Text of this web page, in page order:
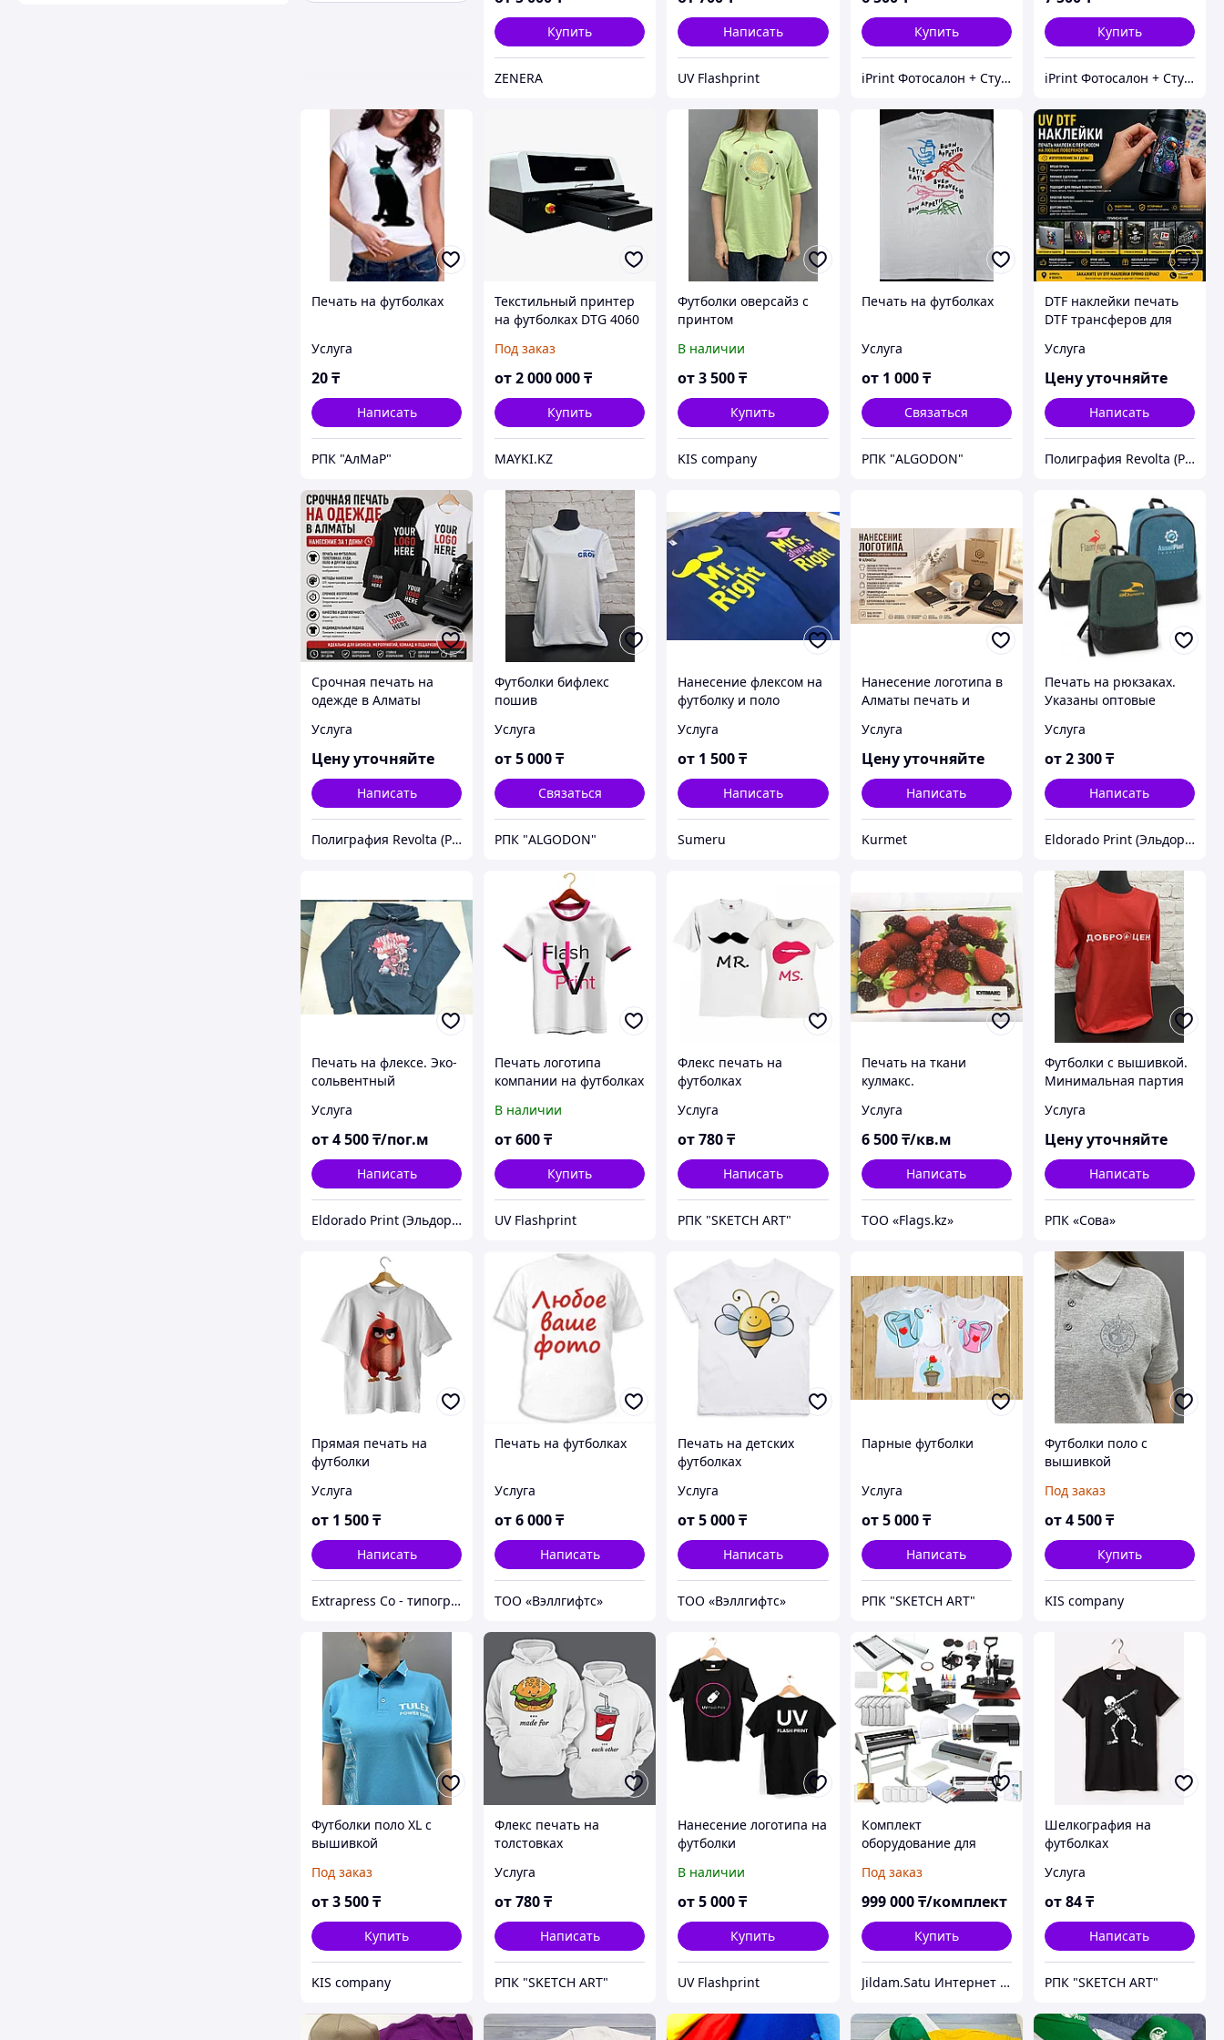
Купить
ZENERA
Написать
UV Flashprint
Купить
iPrint Фотосалон + Студия фотомозаики, Расходники для вашего принтера
Купить
iPrint Фотосалон + Студия фотомозаики, Расходники для вашего принтера
Печать на футболках
Услуга
20₸
Написать
РПК "АлМаР"
Текстильный принтер
на футболках DTG 4060
Под заказ
от2 000 000₸
Купить
MAYKI.KZ
Футболки оверсайз с
принтом
В наличии
от3 500₸
Купить
KIS company
Печать на футболках
Услуга
от 1 000 ₸
Связаться
РПК "ALGODON"
DTF наклейки печать
DTF трансферов для
Услуга
Цену уточняйте
Написать
Полиграфия Revolta (РЕВОЛТА) в Алматы – печать и изготовление
Срочная печать на
одежде в Алматы
Услуга
Цену уточняйте
Написать
Полиграфия Revolta (РЕВОЛТА) в Алматы – печать и изготовление
Футболки бифлекс
пошив
Услуга
от5 000₸
Связаться
РПК "ALGODON"
Нанесение флексом на
футболку и поло
Услуга
от 1 500₸
Написать
Sumeru
Нанесение логотипа в
Алматы печать и
продукции
Услуга
Цену уточняйте
Написать
Kurmet
Печать на рюкзаках.
Указаны оптовые
Услуга
от2 300₸
Написать
Eldorado Print (Эльдорадо Принт)
Печать на флексе. Эко-
сольвентный
ткани
Услуга
от4 500₸/пог.м
Написать
Eldorado Print (Эльдорадо Принт)
Печать логотипа
компании на футболках
В наличии
от600₸
Купить
UV Flashprint
Флекс печать на
футболках
Услуга
от780₸
Написать
РПК "SKETCH ART"
Печать на ткани
кулмакс.
Услуга
6 500 ₸/кв.м
Написать
ТОО «Flags.kz»
Футболки с вышивкой.
Минимальная партия
Услуга
Цену уточняйте
Написать
РПК «Сова»
Прямая печать на
футболки
Услуга
от 1 500₸
Написать
Extrapress Co - типография полного цикла
Печать на футболках
Услуга
от6 000₸
Написать
ТОО «Вэллгифтс»
Печать на детских
футболках
Услуга
от5 000₸
Написать
ТОО «Вэллгифтс»
Парные футболки
Услуга
от 5 000 ₸
Написать
РПК "SKETCH ART"
Футболки поло с
вышивкой
Под заказ
от4 500₸
Купить
KIS company
Футболки поло XL с
вышивкой
Под заказ
от3 500₸
Купить
KIS company
Флекс печать на
толстовках
Услуга
от780₸
Написать
РПК "SKETCH ART"
Нанесение логотипа на
футболки
В наличии
от5 000₸
Купить
UV Flashprint
Комплект
оборудование для
полиграфии
Под заказ
999 000 ₸/комплект
Купить
Jildam.Satu Интернет магазин
Шелкография на
футболках
Услуга
от84₸
Написать
РПК "SKETCH ART"